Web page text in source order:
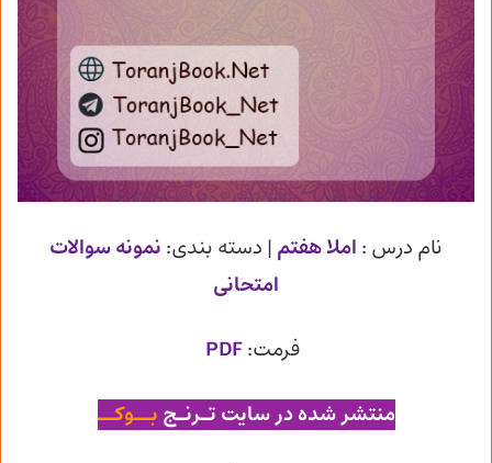
نام درس : املا هفتم | دسته بندی: نمونه سوالات
امتحانی
فرمت:PDF
منتشر شده در سایت تـرنـج بــوکــ